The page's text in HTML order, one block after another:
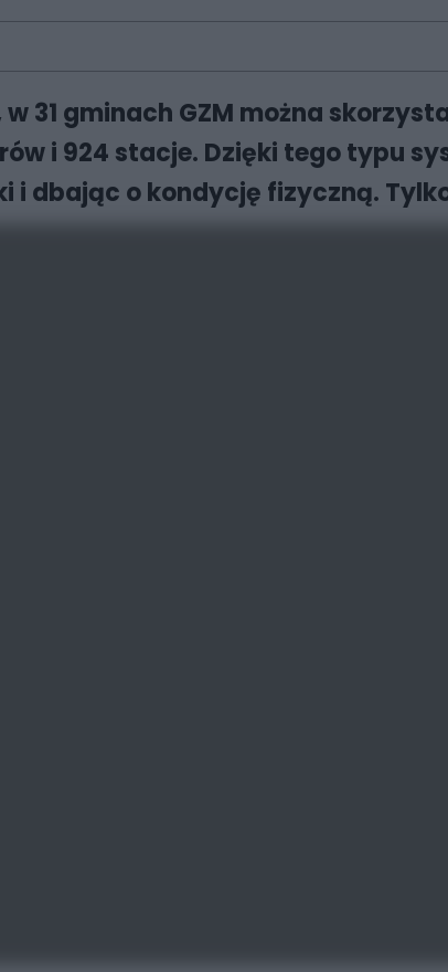
w 31 gminach GZM można
i 924 stacje. Dzięki tego typu
i dbając o kondycję fizyczną.